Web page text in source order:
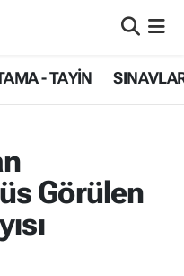
- TAYİN
Görülen
Fikstür